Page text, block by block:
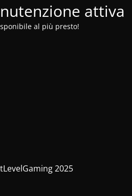
attiva
al più presto!
2025